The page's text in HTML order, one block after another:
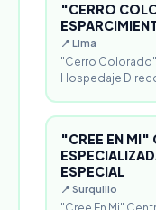
"CERRO
📍 Lima
"Cerro
Hospedaje
"CREE EN MI"
ESPECIAL
📍 Surquillo